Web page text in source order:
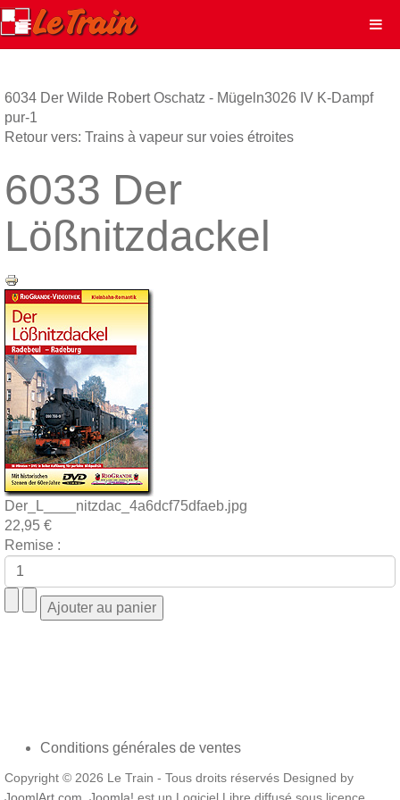
6034 Der Wilde Robert Oschatz - Mügeln3026 IV K-Dampf
pur-1
Retour vers: Trains à vapeur sur voies étroites
6033 Der
Lößnitzdackel
Der_L____nitzdac_4a6dcf75dfaeb.jpg
22,95 €
Remise :
Conditions générales de ventes
Copyright © 2026 Le Train - Tous droits réservés Designed by